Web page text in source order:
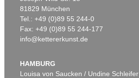
Auktion 540 - Lot 16
Ergebnis:€ 2.226.000
81829 München
Tel.: +49 (0)89 55 244-0
Fax: +49 (0)89 55 244-177
info@kettererkunst.de
HAMBURG
Louisa von Saucken / Undine Schleifer